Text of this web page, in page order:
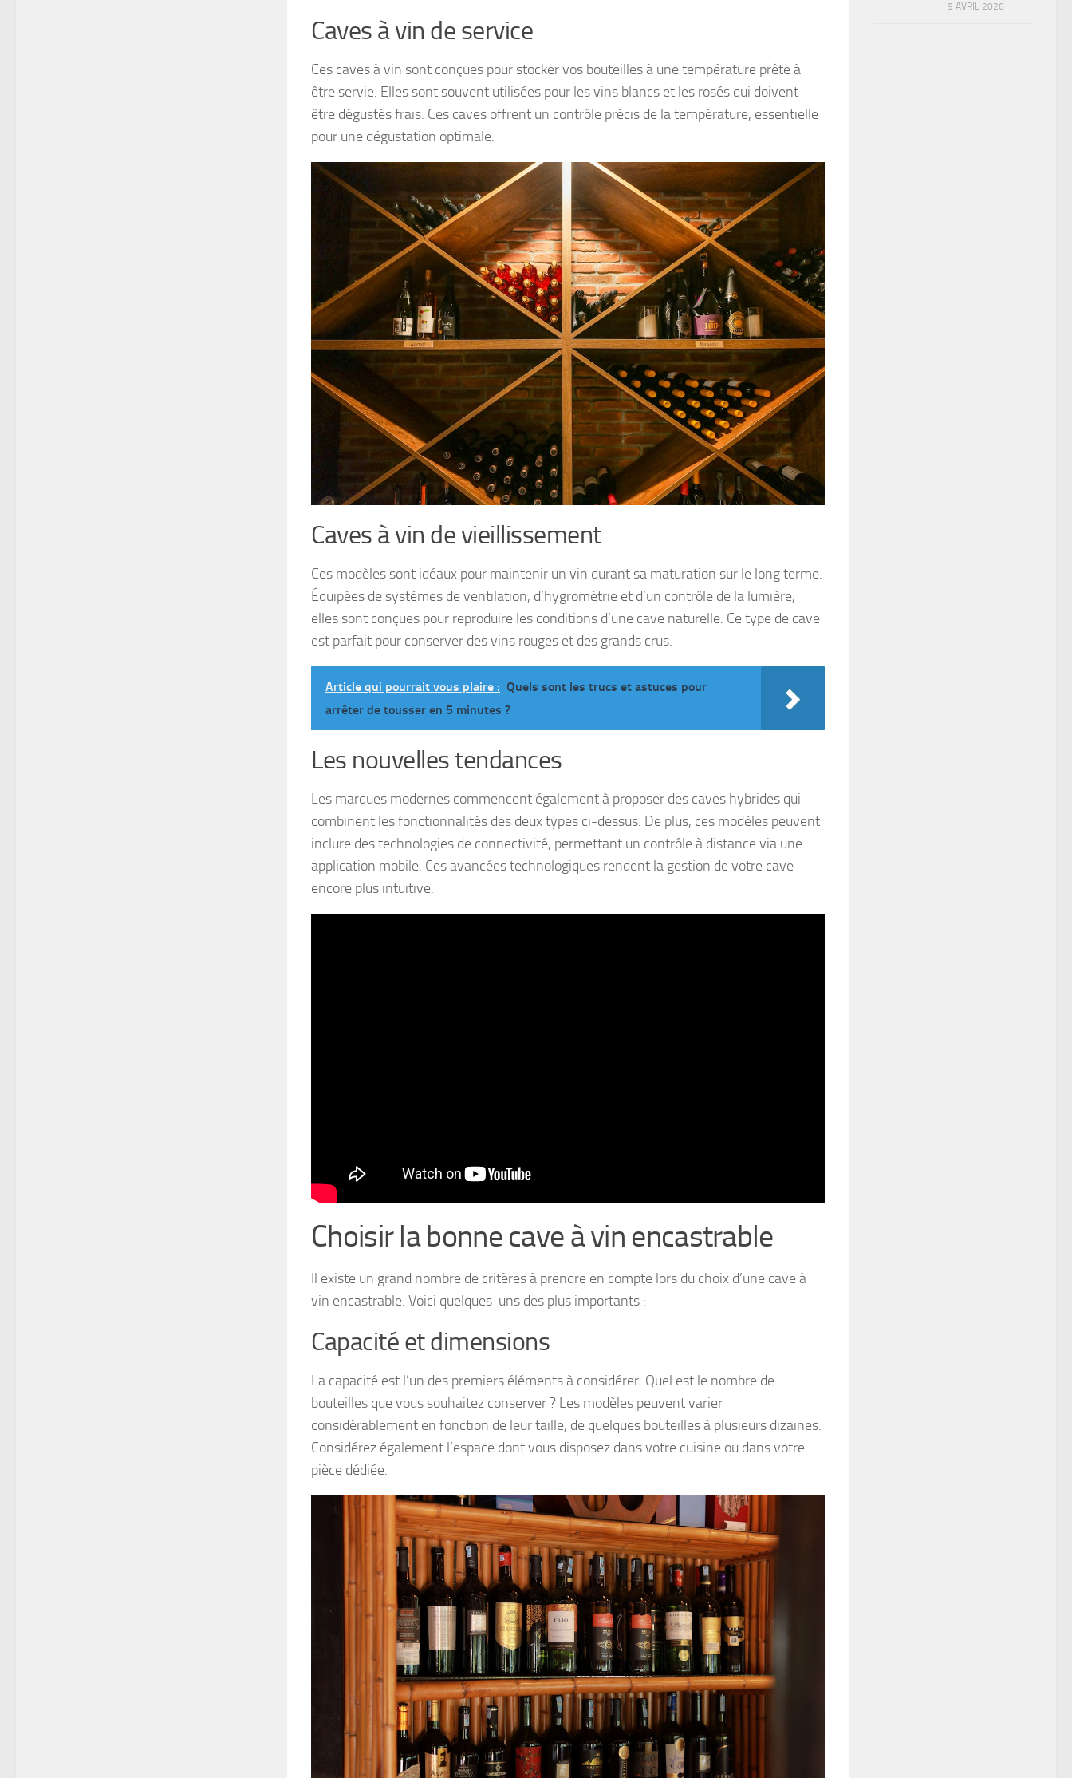
Caves à vin de service
Ces caves à vin sont conçues pour stocker vos bouteilles à une température prête à
être servie. Elles sont souvent utilisées pour les vins blancs et les rosés qui doivent
être dégustés frais. Ces caves offrent un contrôle précis de la température, essentielle
pour une dégustation optimale.
Caves à vin de vieillissement
Ces modèles sont idéaux pour maintenir un vin durant sa maturation sur le long terme.
Équipées de systèmes de ventilation, d’hygrométrie et d’un contrôle de la lumière,
elles sont conçues pour reproduire les conditions d’une cave naturelle. Ce type de cave
est parfait pour conserver des vins rouges et des grands crus.
Article qui pourrait vous plaire : Quels sont les trucs et astuces pour
arrêter de tousser en 5 minutes ?
Les nouvelles tendances
Les marques modernes commencent également à proposer des caves hybrides qui
combinent les fonctionnalités des deux types ci-dessus. De plus, ces modèles peuvent
inclure des technologies de connectivité, permettant un contrôle à distance via une
application mobile. Ces avancées technologiques rendent la gestion de votre cave
encore plus intuitive.
Choisir la bonne cave à vin encastrable
Il existe un grand nombre de critères à prendre en compte lors du choix d’une cave à
vin encastrable. Voici quelques-uns des plus importants :
Capacité et dimensions
La capacité est l’un des premiers éléments à considérer. Quel est le nombre de
bouteilles que vous souhaitez conserver ? Les modèles peuvent varier
considérablement en fonction de leur taille, de quelques bouteilles à plusieurs dizaines.
Considérez également l’espace dont vous disposez dans votre cuisine ou dans votre
pièce dédiée.
9 AVRIL 2026